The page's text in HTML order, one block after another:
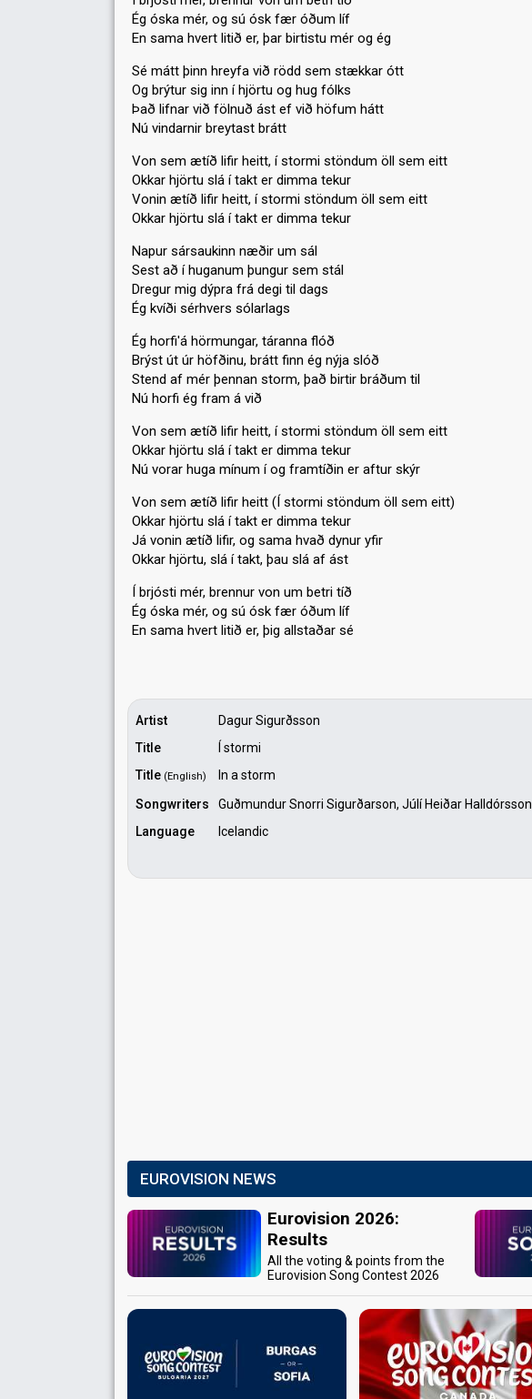
Ég óska mér, og sú ósk fær óðum líf
En sama hvert litið er, þar birtistu mér og ég
Sé mátt þinn hreyfa við rödd sem stækkar ótt
Og brýtur sig inn í hjörtu og hug fólks
Það lifnar við fölnuð ást ef við höfum hátt
Nú vindarnir breytast brátt
Von sem ætíð lifir heitt, í stormi stöndum öll sem eitt
Okkar hjörtu slá í takt er dimma tekur
Vonin ætíð lifir heitt, í stormi stöndum öll sem eitt
Okkar hjörtu slá í takt er dimma tekur
Napur sársaukinn næðir um sál
Sest að í huganum þungur sem stál
Dregur mig dýpra frá degi til dags
Ég kvíði sérhvers sólarlags
Ég horfi'á hörmungar, táranna flóð
Brýst út úr höfðinu, brátt finn ég nýja slóð
Stend af mér þennan storm, það birtir bráðum til
Nú horfi ég fram á við
Von sem ætíð lifir heitt, í stormi stöndum öll sem eitt
Okkar hjörtu slá í takt er dimma tekur
Nú vorar huga mínum í og framtíðin er aftur skýr
Von sem ætíð lifir heitt (Í stormi stöndum öll sem eitt)
Okkar hjörtu slá í takt er dimma tekur
Já vonin ætíð lifir, og sama hvað dynur yfir
Okkar hjörtu, slá í takt, þau slá af ást
Í brjósti mér, brennur von um betri tíð
Ég óska mér, og sú ósk fær óðum líf
En sama hvert litið er, þig allstaðаr ѕé
Artist
Dagur Sigurðsson
Title
Í stormi
Title (English)
In a storm
Songwriters
Guðmundur Snorri Sigurðarson, Júlí Heiðar Halldórsson
Language
Icelandic
EUROVISION NEWS
Eurovision 2026:
Results
All the voting & points from the
Eurovision Song Contest 2026